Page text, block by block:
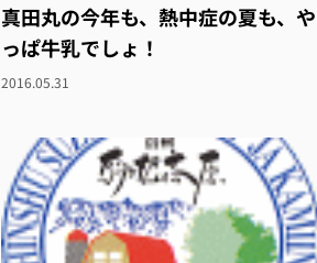
真田丸の今年も、熱中症の夏も、や
っぱ牛乳でしょ！
2016.05.31